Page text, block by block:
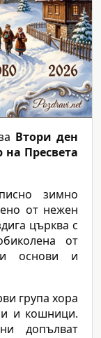
Втори ден
на Пресвета
зимно
от нежен
църква с
от
основи и
група хора
и кошници.
допълват